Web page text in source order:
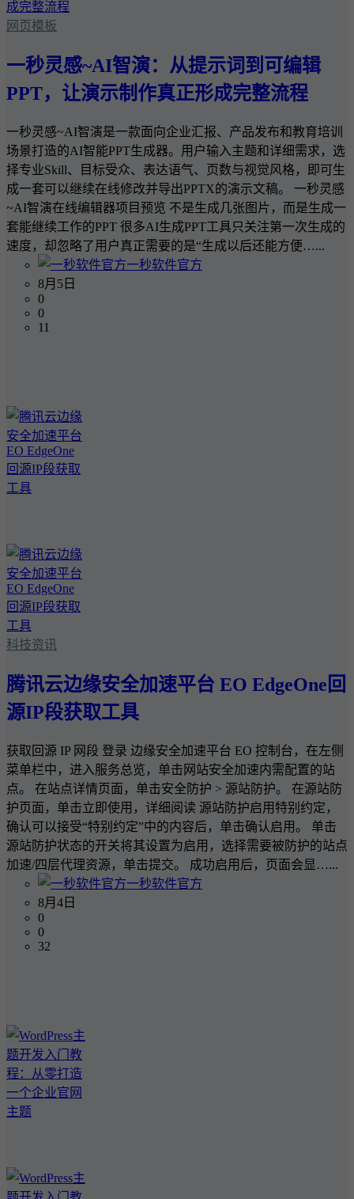
网页模板
一秒灵感~AI智演：从提示词到可编辑
PPT，让演示制作真正形成完整流程
一秒灵感~AI智演是一款面向企业汇报、产品发布和教育培训
场景打造的AI智能PPT生成器。用户输入主题和详细需求，选
择专业Skill、目标受众、表达语气、页数与视觉风格，即可生
成一套可以继续在线修改并导出PPTX的演示文稿。 一秒灵感
~AI智演在线编辑器项目预览 不是生成几张图片，而是生成一
套能继续工作的PPT 很多AI生成PPT工具只关注第一次生成的
速度，却忽略了用户真正需要的是“生成以后还能方便…...
一秒软件官方
8月5日
0
0
11
科技资讯
腾讯云边缘安全加速平台 EO EdgeOne回
源IP段获取工具
获取回源 IP 网段 登录 边缘安全加速平台 EO 控制台，在左侧
菜单栏中，进入服务总览，单击网站安全加速内需配置的站
点。 在站点详情页面，单击安全防护 > 源站防护。 在源站防
护页面，单击立即使用，详细阅读 源站防护启用特别约定，
确认可以接受“特别约定”中的内容后，单击确认启用。 单击
源站防护状态的开关将其设置为启用，选择需要被防护的站点
加速/四层代理资源，单击提交。 成功启用后，页面会显…...
一秒软件官方
8月4日
0
0
32